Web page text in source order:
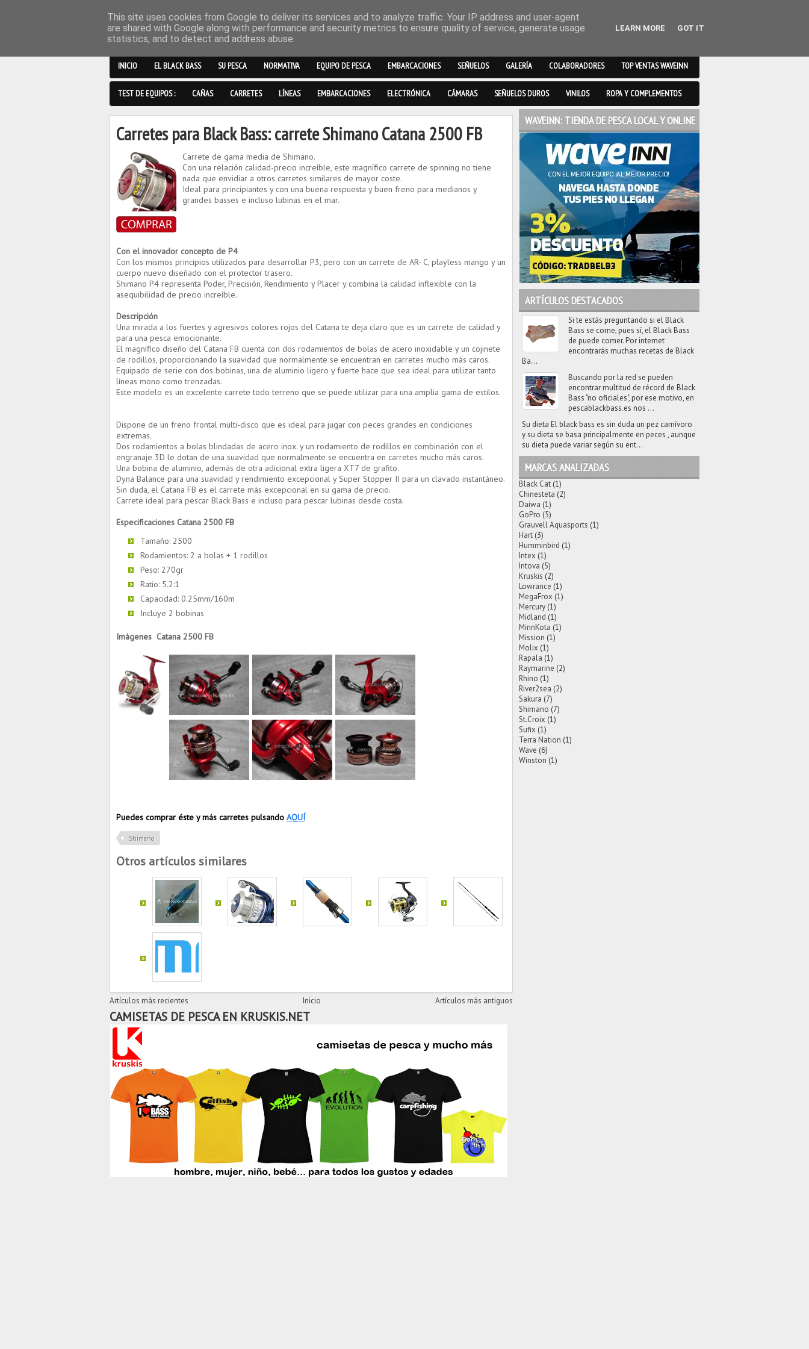
INICIO EL BLACK BASS SU PESCA NORMATIVA EQUIPO DE PESCA EMBARCACIONES SEÑUELOS GALERÍA COLABORADORES TOP VENTAS WAVEINN
TEST DE EQUIPOS : CAÑAS CARRETES LÍNEAS EMBARCACIONES ELECTRÓNICA CÁMARAS SEÑUELOS DUROS VINILOS ROPA Y COMPLEMENTOS
Carretes para Black Bass: carrete Shimano Catana 2500 FB
Carrete de gama media de Shimano.
Con una relación calidad-precio increíble, este magnífico carrete de spinning no tiene
nada que envidiar a otros carretes similares de mayor coste.
Ideal para principiantes y con una buena respuesta y buen freno para medianos y
grandes basses e incluso lubinas en el mar.
Con el innovador concepto de P4
Con los mismos principios utilizados para desarrollar P3, pero con un carrete de AR- C, playless mango y un
cuerpo nuevo diseñado con el protector trasero.
Shimano P4 representa Poder, Precisión, Rendimiento y Placer y combina la calidad inflexible con la
asequibilidad de precio increíble.
Descripción
Una mirada a los fuertes y agresivos colores rojos del Catana te deja claro que es un carrete de calidad y
para una pesca emocionante.
El magnífico diseño del Catana FB cuenta con dos rodamientos de bolas de acero inoxidable y un cojinete
de rodillos, proporcionando la suavidad que normalmente se encuentran en carretes mucho más caros.
Equipado de serie con dos bobinas, una de aluminio ligero y fuerte hace que sea ideal para utilizar tanto
líneas mono como trenzadas.
Este modelo es un excelente carrete todo terreno que se puede utilizar para una amplia gama de estilos.
Dispone de un freno frontal multi-disco que es ideal para jugar con peces grandes en condiciones
extremas.
Dos rodamientos a bolas blindadas de acero inox. y un rodamiento de rodillos en combinación con el
engranaje 3D le dotan de una suavidad que normalmente se encuentra en carretes mucho más caros.
Una bobina de aluminio, además de otra adicional extra ligera XT7 de grafito.
Dyna Balance para una suavidad y rendimiento excepcional y Super Stopper II para un clavado instantáneo.
Sin duda, el Catana FB es el carrete más excepcional en su gama de precio.
Carrete ideal para pescar Black Bass e incluso para pescar lubinas desde costa.
Especificaciones Catana 2500 FB
Tamaño: 2500
Rodamientos: 2 a bolas + 1 rodillos
Peso: 270gr
Ratio: 5.2:1
Capacidad: 0.25mm/160m
Incluye 2 bobinas
Imágenes Catana 2500 FB
Puedes comprar éste y más carretes pulsando AQUÍ
Shimano
Otros artículos similares
Artículos más recientes Artículos más antiguos
Inicio
CAMISETAS DE PESCA EN KRUSKIS.NET
WAVEINN: TIENDA DE PESCA LOCAL Y ONLINE
ARTÍCULOS DESTACADOS
Si te estás preguntando si el Black
Bass se come, pues sí, el Black Bass
de puede comer. Por internet
encontrarás muchas recetas de Black
Ba...
Buscando por la red se pueden
encontrar multitud de récord de Black
Bass "no oficiales", por ese motivo, en
pescablackbass.es nos ...
Su dieta El black bass es sin duda un pez carnívoro
y su dieta se basa principalmente en peces , aunque
su dieta puede variar según su ent...
MARCAS ANALIZADAS
Black Cat (1)
Chinesteta (2)
Daiwa (1)
GoPro (5)
Grauvell Aquasports (1)
Hart (3)
Humminbird (1)
Intex (1)
Intova (5)
Kruskis (2)
Lowrance (1)
MegaFrox (1)
Mercury (1)
Midland (1)
MinnKota (1)
Mission (1)
Molix (1)
Rapala (1)
Raymarine (2)
Rhino (1)
River2sea (2)
Sakura (7)
Shimano (7)
St.Croix (1)
Sufix (1)
Terra Nation (1)
Wave (6)
Winston (1)
This site uses cookies from Google to deliver its services and to analyze traffic. Your IP address and user-agent
are shared with Google along with performance and security metrics to ensure quality of service, generate usage
statistics, and to detect and address abuse.
LEARN MORE GOT IT